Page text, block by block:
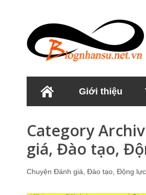
Giới thiệu
Category
giá, Đào tạo,
Chuyện Đánh giá, Đào tạo, Động lực